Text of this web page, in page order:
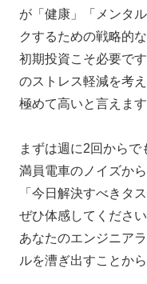
が「健康」「メンタ
クするための戦略的
初期投資こそ必要で
のストレス軽減を考
極めて高いと言えます
まずは週に2回からで
満員電車のノイズか
「今日解決すべきタ
ぜひ体感してください
あなたのエンジニア
ルを漕ぎ出すことか